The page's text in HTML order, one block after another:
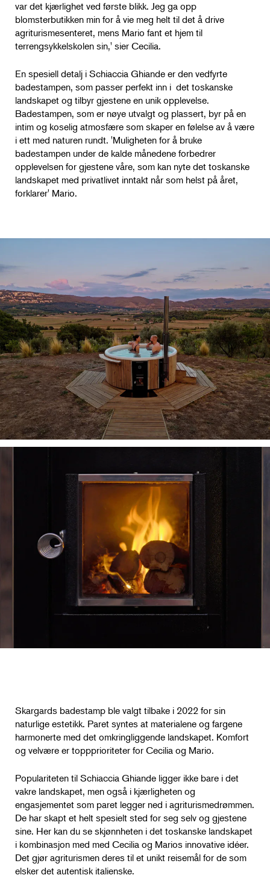
var det kjærlighet ved første blikk. Jeg ga opp
blomsterbutikken min for å vie meg helt til det å drive
agriturismesenteret, mens Mario fant et hjem til
terrengsykkelskolen sin,' sier Cecilia.
En spesiell detalj i Schiaccia Ghiande er den vedfyrte
badestampen, som passer perfekt inn i det toskanske
landskapet og tilbyr gjestene en unik opplevelse.
Badestampen, som er nøye utvalgt og plassert, byr på en
intim og koselig atmosfære som skaper en følelse av å være
i ett med naturen rundt. 'Muligheten for å bruke
badestampen under de kalde månedene forbedrer
opplevelsen for gjestene våre, som kan nyte det toskanske
landskapet med privatlivet inntakt når som helst på året,
forklarer' Mario.
Skargards badestamp ble valgt tilbake i 2022 for sin
naturlige estetikk. Paret syntes at materialene og fargene
harmonerte med det omkringliggende landskapet. Komfort
og velvære er toppprioriteter for Cecilia og Mario.
Populariteten til Schiaccia Ghiande ligger ikke bare i det
vakre landskapet, men også i kjærligheten og
engasjementet som paret legger ned i agriturismedrømmen.
De har skapt et helt spesielt sted for seg selv og gjestene
sine. Her kan du se skjønnheten i det toskanske landskapet
i kombinasjon med med Cecilia og Marios innovative idéer.
Det gjør agriturismen deres til et unikt reisemål for de som
elsker det autentisk italienske.